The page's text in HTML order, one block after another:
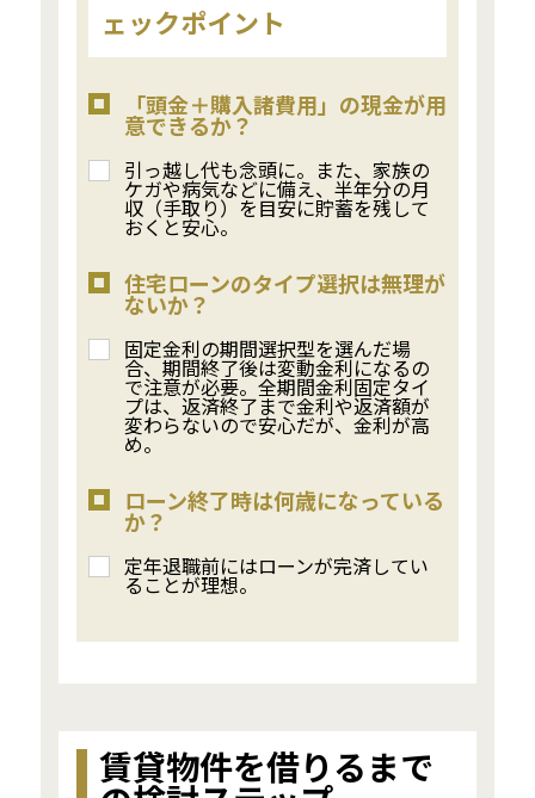
ェックポイント
「頭金＋購入諸費用」の現金が用
意できるか？
引っ越し代も念頭に。また、家族の
ケガや病気などに備え、半年分の月
収（手取り）を目安に貯蓄を残して
おくと安心。
住宅ローンのタイプ選択は無理が
ないか？
固定金利の期間選択型を選んだ場
合、期間終了後は変動金利になるの
で注意が必要。全期間金利固定タイ
プは、返済終了まで金利や返済額が
変わらないので安心だが、金利が高
め。
ローン終了時は何歳になっている
か？
定年退職前にはローンが完済してい
ることが理想。
賃貸物件を借りるまで